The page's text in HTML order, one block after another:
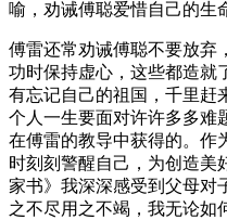
喻，劝诫傅聪爱惜自己的生
傅雷还常劝诫傅聪不要放弃
功时保持虚心，这些都造就
有忘记自己的祖国，千里赶
个人一生要面对许许多多难
在傅雷的教导中获得的。作
时刻刻警醒自己，为创造美
家书》我深深感受到父母对
之不尽用之不竭，我无论如